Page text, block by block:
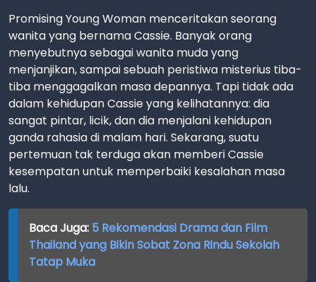
Promising Young Woman menceritakan seorang
wanita yang bernama Cassie. Banyak orang
menyebutnya sebagai wanita muda yang
menjanjikan, sampai sebuah peristiwa misterius tiba-
tiba menggagalkan masa depannya. Tapi tidak ada
dalam kehidupan Cassie yang kelihatannya: dia
sangat pintar, licik, dan dia menjalani kehidupan
ganda rahasia di malam hari. Sekarang, suatu
pertemuan tak terduga akan memberi Cassie
kesempatan untuk memperbaiki kesalahan masa
lalu.
Baca Juga: 5 Rekomendasi Drama dan Film
Thailand yang Bikin Sobat Zona Rindu Sekolah
Tatap Muka